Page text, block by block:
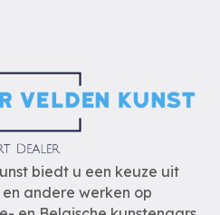
biedt u een keuze uit
andere werken op